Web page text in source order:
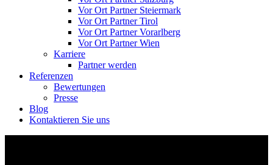
Vor Ort Partner Steiermark
Vor Ort Partner Tirol
Vor Ort Partner Vorarlberg
Vor Ort Partner Wien
Karriere
Partner werden
Referenzen
Bewertungen
Presse
Blog
Kontaktieren Sie uns